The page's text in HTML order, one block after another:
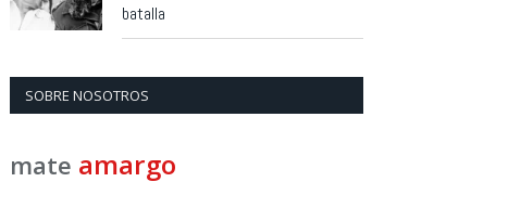
batalla
SOBRE NOSOTROS
mate amargo